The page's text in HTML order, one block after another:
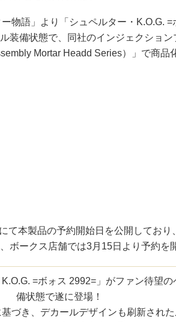
物語」より「シュペルター・K.O.G. =
装備状態で、同社のインジェクション
Mortar Headd Series）」で商品
て本製品の予約開始日を公開しており
ボークス店舗では3月15日より予約を
=ボォス 2992=」がファン待望の
備状態で遂に登場！
づき、デカールデザインも刷新され